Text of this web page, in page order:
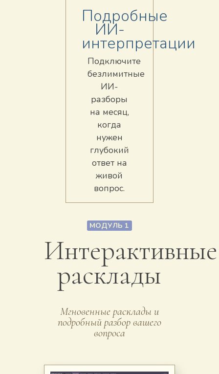
Подробные
ИИ-
интерпретации
Подключите
безлимитные
ИИ-
разборы
на месяц,
когда
нужен
глубокий
ответ на
живой
вопрос.
МОДУЛЬ 1
Интерактивные
расклады
Мгновенные расклады и
подробный разбор вашего
вопроса